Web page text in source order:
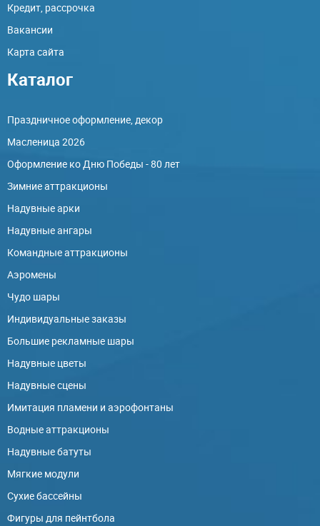
Кредит, рассрочка
Вакансии
Карта сайта
Каталог
Праздничное оформление, декор
Масленица 2026
Оформление ко Дню Победы - 80 лет
Зимние аттракционы
Надувные арки
Надувные ангары
Командные аттракционы
Аэромены
Чудо шары
Индивидуальные заказы
Большие рекламные шары
Надувные цветы
Надувные сцены
Имитация пламени и аэрофонтаны
Водные аттракционы
Надувные батуты
Мягкие модули
Сухие бассейны
Фигуры для пейнтбола